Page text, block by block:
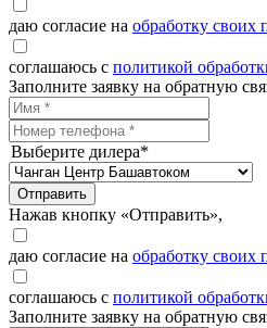
даю согласие на обработку своих
соглашаюсь с политикой
Заполните заявку на обратную
Выберите дилера*
Отправить
Нажав кнопку «Отправить»,
даю согласие на обработку своих
соглашаюсь с политикой
Заполните заявку на обратную